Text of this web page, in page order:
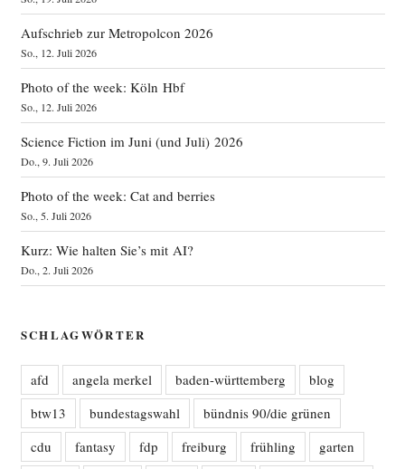
Aufschrieb zur Metropolcon 2026
So., 12. Juli 2026
Photo of the week: Köln Hbf
So., 12. Juli 2026
Science Fiction im Juni (und Juli) 2026
Do., 9. Juli 2026
Photo of the week: Cat and berries
So., 5. Juli 2026
Kurz: Wie halten Sie’s mit AI?
Do., 2. Juli 2026
SCHLAGWÖRTER
afd angela merkel baden-württemberg
blog
btw13
bundestagswahl
bündnis 90/die grünen
cdu
fantasy fdp freiburg frühling
garten